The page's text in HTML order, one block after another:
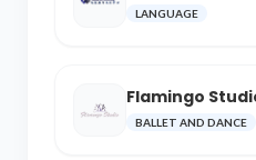
LANGUAGE
Flamingo
BALLET AND DANCE